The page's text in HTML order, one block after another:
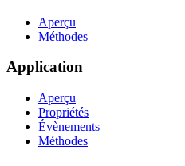
Aperçu
Méthodes
Application
Aperçu
Propriétés
Évènements
Méthodes